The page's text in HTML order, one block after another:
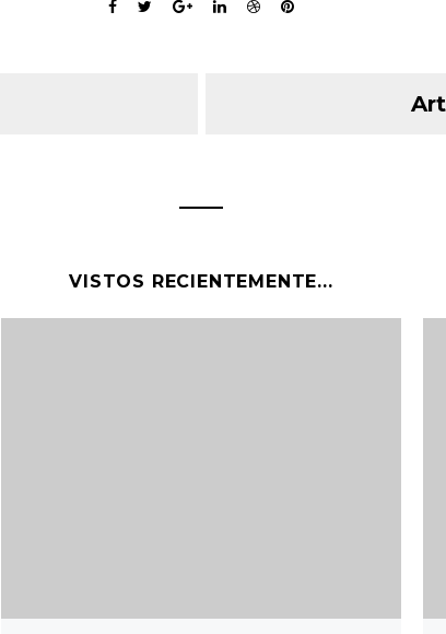
VISTOS RECIENTEMENTE...